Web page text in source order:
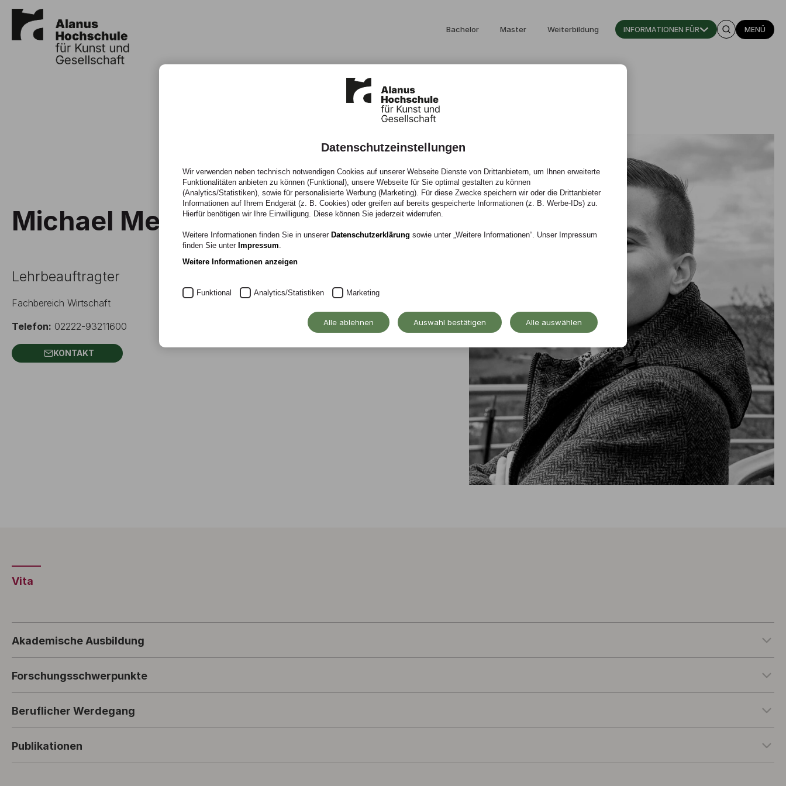
Bachelor Master Weiterbildung INFORMATIONEN FÜR MENÜ
Michael Messal
Lehrbeauftragter
Fachbereich Wirtschaft
Telefon: 02222-93211600
KONTAKT
Vita
Akademische Ausbildung
Forschungsschwerpunkte
Beruflicher Werdegang
Publikationen
Datenschutzeinstellungen
Wir verwenden neben technisch notwendigen Cookies auf unserer Webseite Dienste von Drittanbietern, um Ihnen erweiterte
Funktionalitäten anbieten zu können (Funktional), unsere Webseite für Sie optimal gestalten zu können
(Analytics/Statistiken), sowie für personalisierte Werbung (Marketing). Für diese Zwecke speichern wir oder die Drittanbieter
Informationen auf Ihrem Endgerät (z. B. Cookies) oder greifen auf bereits gespeicherte Informationen (z. B. Werbe-IDs) zu.
Hierfür benötigen wir Ihre Einwilligung. Diese können Sie jederzeit widerrufen.
Weitere Informationen finden Sie in unserer Datenschutzerklärung sowie unter „Weitere Informationen“. Unser Impressum
finden Sie unter Impressum.
Weitere Informationen anzeigen
Funktional Analytics/Statistiken Marketing
Alle ablehnen Auswahl bestätigen Alle auswählen